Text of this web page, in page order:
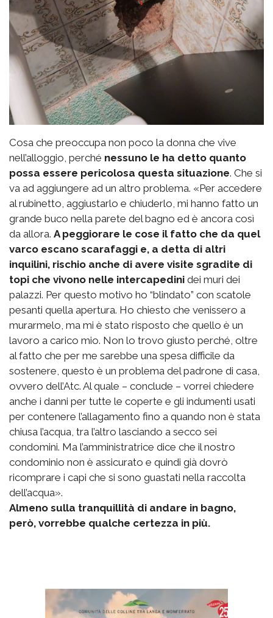
Cosa che preoccupa non poco la donna che vive
nell’alloggio, perché nessuno le ha detto quanto
possa essere pericolosa questa situazione. Che si
va ad aggiungere ad un altro problema. «Per accedere
al rubinetto, aggiustarlo e chiuderlo, mi hanno fatto un
grande buco nella parete del bagno ed è ancora così
da allora. A peggiorare le cose il fatto che da quel
varco escano scarafaggi e, a detta di altri
inquilini, rischio anche di avere visite sgradite di
topi che vivono nelle intercapedini dei muri dei
palazzi. Per questo motivo ho “blindato” con scatole
pesanti quella apertura. Ho chiesto che venissero a
murarmelo, ma mi è stato risposto che quello è un
lavoro a carico mio. Non lo trovo giusto perché, oltre
al fatto che per me sarebbe una spesa difficile da
sostenere, questo è un problema del padrone di casa,
ovvero dell’Atc. Al quale – conclude – vorrei chiedere
anche i danni per tutte le coperte e gli indumenti usati
per contenere l’allagamento fino a quando non è stata
chiusa l’acqua, tra l’altro lasciando a secco sei
condomini. Ma l’amministratrice dice che il nostro
condominio non è assicurato e quindi già dovrò
ricomprare i capi che si sono guastati nella raccolta
dell’acqua».
Almeno sulla tranquillità di andare in bagno,
però, vorrebbe qualche certezza in più.